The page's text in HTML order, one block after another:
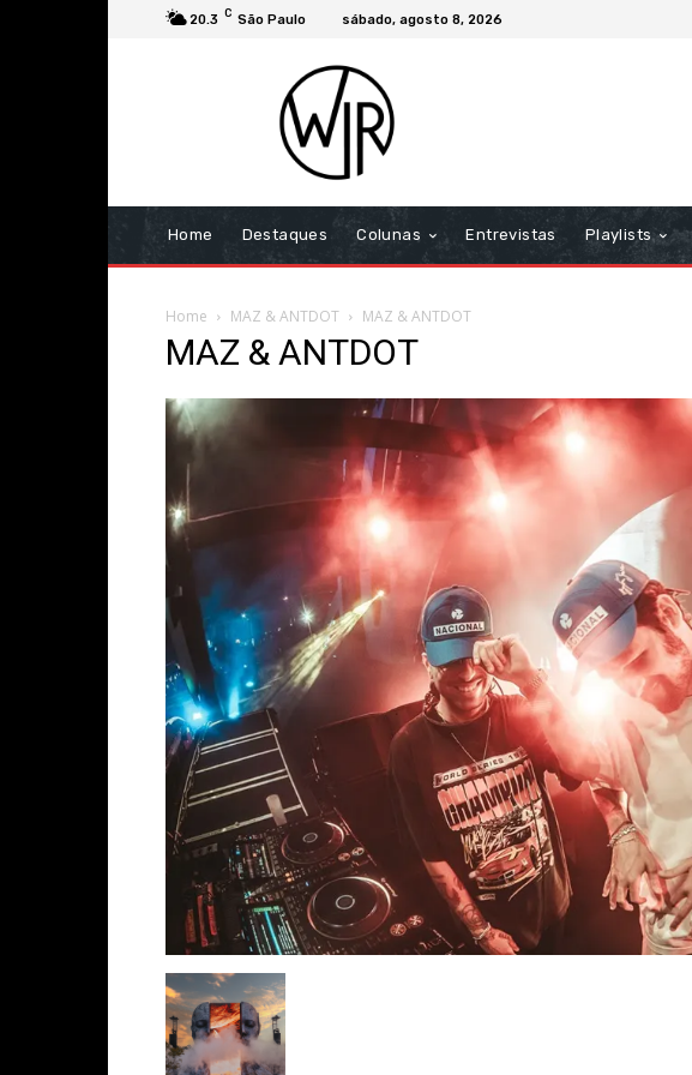
20.3 C São Paulo sábado, agosto 8, 2026
Home Destaques Colunas Entrevistas Playlists
Home MAZ & ANTDOT MAZ & ANTDOT
MAZ & ANTDOT